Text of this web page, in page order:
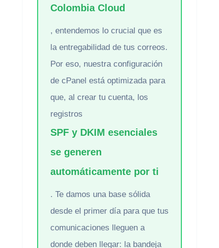
Colombia Cloud
, entendemos lo crucial que es
la entregabilidad de tus correos.
Por eso, nuestra configuración
de cPanel está optimizada para
que, al crear tu cuenta, los
registros
SPF y DKIM esenciales
se generen
automáticamente por ti
. Te damos una base sólida
desde el primer día para que tus
comunicaciones lleguen a
donde deben llegar: la bandeja